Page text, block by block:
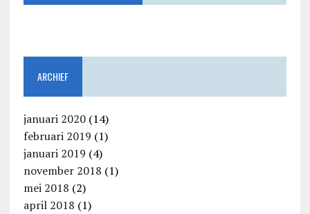
ARCHIEF
januari 2020(14)
februari 2019 (1)
januari 2019 (4)
november 2018 (1)
mei 2018 (2)
april 2018 (1)